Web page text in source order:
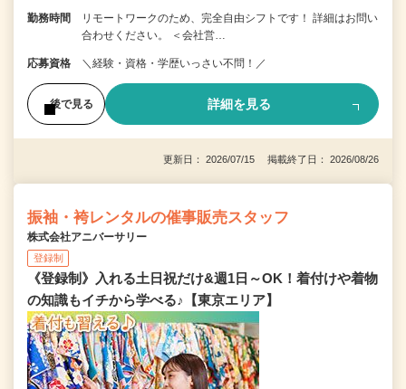
勤務時間
リモートワークのため、完全自由シフトです！ 詳細はお問い
合わせください。 ＜会社営…
応募資格 ＼経験・資格・学歴いっさい不問！／
後で見る 詳細を見る
更新日： 2026/07/15 掲載終了日： 2026/08/26
振袖・袴レンタルの催事販売スタッフ
株式会社アニバーサリー
登録制
《登録制》入れる土日祝だけ&週1日～OK！着付けや着物
の知識もイチから学べる♪【東京エリア】